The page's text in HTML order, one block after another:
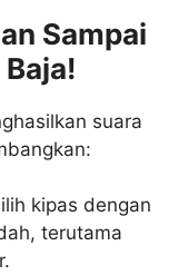
Sampai
suara
kipas dengan
terutama